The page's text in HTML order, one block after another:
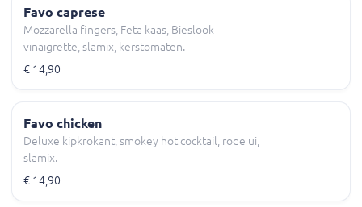
Favo caprese
Mozzarella fingers, Feta kaas, Bieslook
vinaigrette, slamix, kerstomaten.
€ 14,90
Favo chicken
Deluxe kipkrokant, smokey hot cocktail, rode ui,
slamix.
€ 14,90